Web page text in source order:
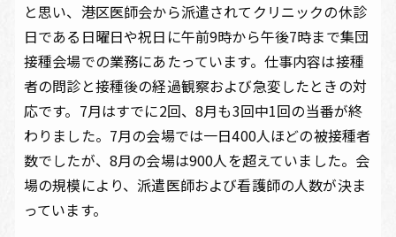
アクセス
と思い、港区医師会から派遣されてクリニックの休診
日である日曜日や祝日に午前9時から午後7時まで集団
接種会場での業務にあたっています。仕事内容は接種
者の問診と接種後の経過観察および急変したときの対
応です。7月はすでに2回、8月も3回中1回の当番が終
わりました。7月の会場では一日400人ほどの被接種者
数でしたが、8月の会場は900人を超えていました。会
場の規模により、派遣医師および看護師の人数が決ま
っています。